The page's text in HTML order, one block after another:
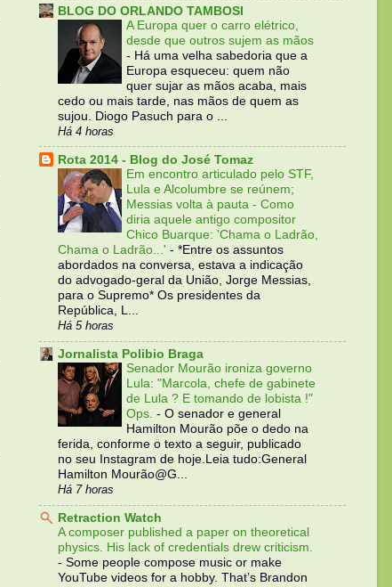
BLOG DO ORLANDO TAMBOSI
A Europa quer o carro elétrico,
desde que outros sujem as mãos
- Há uma velha sabedoria que a
Europa esqueceu: quem não
quer sujar as mãos acaba, mais
cedo ou mais tarde, nas mãos de quem as
sujou. Diogo Pasuch para o ...
Há 4 horas
Rota 2014 - Blog do José Tomaz
Em encontro articulado pelo STF,
Lula e Alcolumbre se reúnem;
Messias volta à pauta - Como
diria aquele antigo compositor
Chico Buarque: 'Chama o Ladrão,
Chama o Ladrão...' - *Entre os assuntos
abordados na conversa, estava a indicação
do advogado-geral da União, Jorge Messias,
para o Supremo* Os presidentes da
República, L...
Há 5 horas
Jornalista Polibio Braga
Senador Mourão ironiza governo
Lula: "Marcola, chefe de gabinete
de Lula ? E tomando de lobista !"
Ops. - O senador e general
Hamilton Mourão põe o dedo na
ferida, conforme o texto a seguir, publicado
no seu Instagram de hoje.Leia tudo:General
Hamilton Mourão@G...
Há 7 horas
Retraction Watch
A composer published a paper on theoretical
physics. His lack of credentials drew criticism.
- Some people compose music or make
YouTube videos for a hobby. That’s Brandon